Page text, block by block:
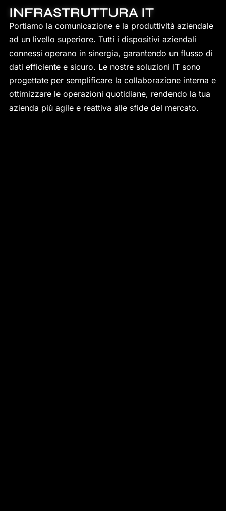
INFRASTRUTTURA IT
Portiamo la comunicazione e la produttività aziendale
ad un livello superiore. Tutti i dispositivi aziendali
connessi operano in sinergia, garantendo un flusso di
dati efficiente e sicuro. Le nostre soluzioni IT sono
progettate per semplificare la collaborazione interna e
ottimizzare le operazioni quotidiane, rendendo la tua
azienda più agile e reattiva alle sfide del mercato.